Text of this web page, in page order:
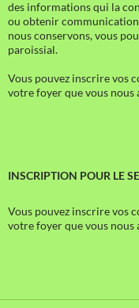
des informations qui la
ou obtenir
nous conservons, vous
paroissial.
Vous pouvez inscrire vos
votre foyer que vous nous
INSCRIPTION POUR LE
Vous pouvez inscrire vos
votre foyer que vous nous